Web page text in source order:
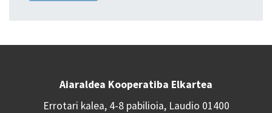
Aiaraldea Kooperatiba Elkartea
Errotari kalea, 4-8 pabilioia, Laudio 01400